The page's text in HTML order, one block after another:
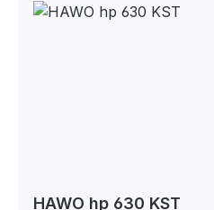
HAWO hp 630 KST